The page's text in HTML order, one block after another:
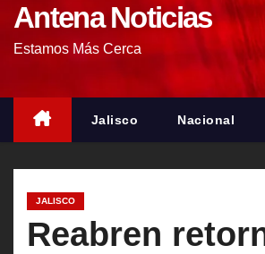
Antena Noticias
Estamos Más Cerca
Jalisco Nacional
JALISCO
Reabren